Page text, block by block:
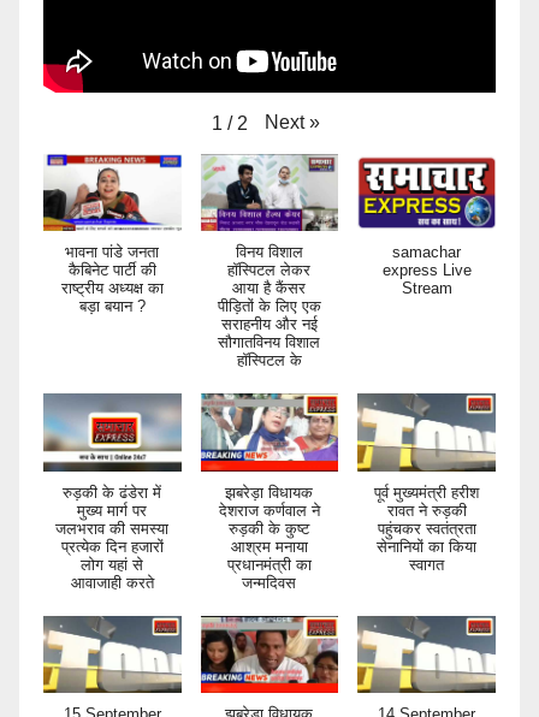
1 / 2 Next »
भावना पांडे जनता
कैबिनेट पार्टी की
राष्ट्रीय अध्यक्ष का
बड़ा बयान ?
विनय विशाल
हॉस्पिटल लेकर
आया है कैंसर
पीड़ितों के लिए एक
सराहनीय और नई
सौगातविनय विशाल
हॉस्पिटल के
samachar
express Live
Stream
रुड़की के ढंडेरा में
मुख्य मार्ग पर
जलभराव की समस्या
प्रत्येक दिन हजारों
लोग यहां से
आवाजाही करते
झबरेड़ा विधायक
देशराज कर्णवाल ने
रुड़की के कुष्ट
आश्रम मनाया
प्रधानमंत्री का
जन्मदिवस
पूर्व मुख्यमंत्री हरीश
रावत ने रुड़की
पहुंचकर स्वतंत्रता
सेनानियों का किया
स्वागत